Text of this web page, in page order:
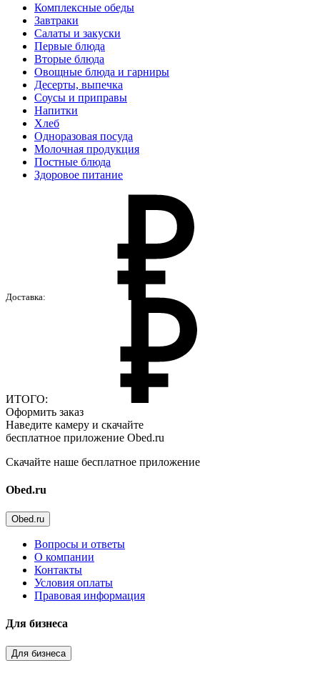
Комплексные обеды
Завтраки
Салаты и закуски
Первые блюда
Вторые блюда
Овощные блюда и гарниры
Десерты, выпечка
Соусы и приправы
Напитки
Хлеб
Одноразовая посуда
Молочная продукция
Постные блюда
Здоровое питание
Доставка:
ИТОГО:
Оформить заказ
Наведите камеру и скачайте
бесплатное приложение Obed.ru
Скачайте наше бесплатное приложение
Obed.ru
Obed.ru
Вопросы и ответы
О компании
Контакты
Условия оплаты
Правовая информация
Для бизнеса
Для бизнеса